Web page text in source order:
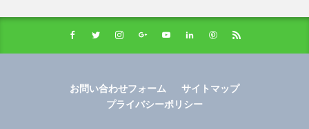
お問い合わせフォーム
サイトマップ
プライバシーポリシー